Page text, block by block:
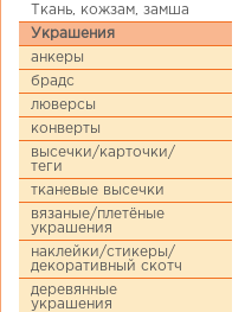
Ткань, кожзам, замша
Украшения
анкеры
брадс
люверсы
конверты
высечки/карточки/
теги
тканевые высечки
вязаные/плетёные
украшения
наклейки/стикеры/
декоративный скотч
деревянные
украшения